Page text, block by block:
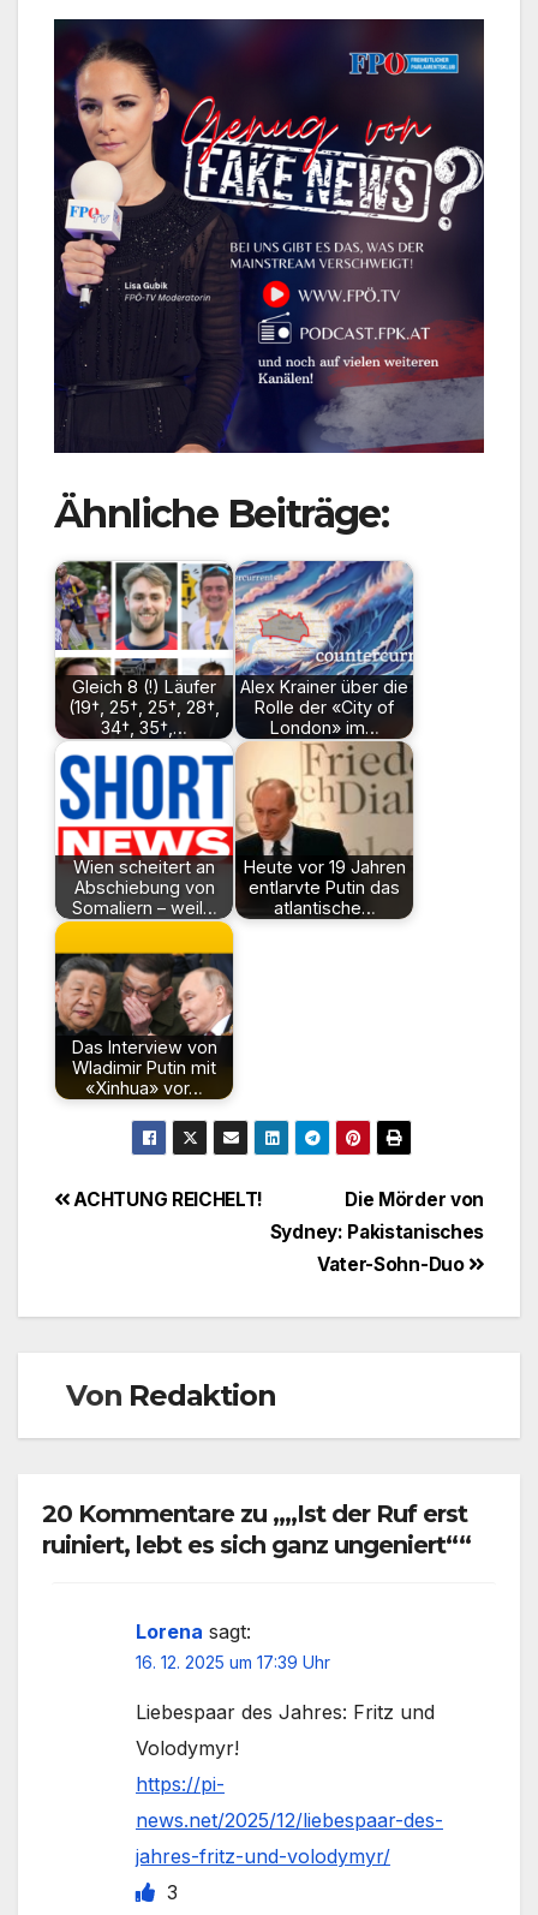
Ähnliche Beiträge:
Gleich 8 (!) Läufer
(19†, 25†, 25†, 28†,
34†, 35†,…
Alex Krainer über die
Rolle der «City of
London» im…
Wien scheitert an
Abschiebung von
Somaliern – weil…
Heute vor 19 Jahren
entlarvte Putin das
atlantische…
Das Interview von
Wladimir Putin mit
«Xinhua» vor…
BeitragsnavigationDie Mörder von
Sydney: Pakistanisches
Vater-Sohn-Duo
ACHTUNG REICHELT!
Von Redaktion
20 Kommentare zu „„Ist der Ruf erst
ruiniert, lebt es sich ganz ungeniert““
Lorena sagt:
16. 12. 2025 um 17:39 Uhr
Liebespaar des Jahres: Fritz und
Volodymyr!
https://pi-
news.net/2025/12/liebespaar-des-
jahres-fritz-und-volodymyr/
3